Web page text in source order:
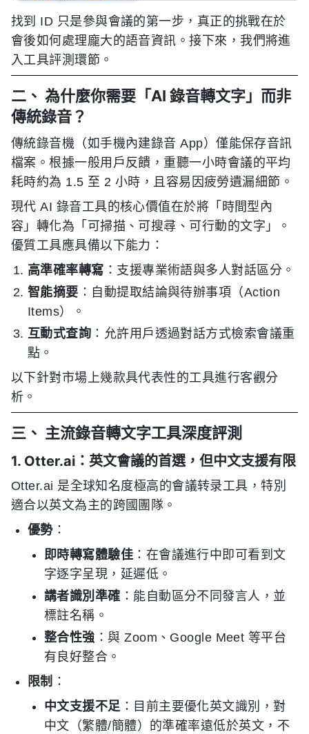
找到 ID 只是參與會議的第一步，真正的挑戰在於
會後如何處理龐大的語音資訊。接下來，我們將進
入工具評測環節。
二、 為什麼你需要「AI 錄音轉文字」而非
傳統錄音？
傳統錄音機（如手機內建錄音 App）僅能保存音訊
檔案。根據一般用戶反饋，重聽一小時會議的平均
耗時約為 1.5 至 2 小時，且容易因疲勞遺漏細節。
現代 AI 錄音工具的核心價值在於將「時間型內
容」轉化為「可掃描、可搜尋、可行動的文字」。
優質工具應具備以下能力：
高準確率轉寫 ：支援專業術語與多人對話區分。
智能摘要 ：自動提取結論與待辦事項（Action
Items）。
互動式查詢 ：允許用戶透過對話方式檢索會議重
點。
以下針對市場上幾款具代表性的工具進行客觀分
析。
三、 主流錄音轉文字工具深度評測
1. Otter.ai：英文會議的首選，但中文支援有限
Otter.ai 是全球知名度極高的會議转录工具，特別
適合以英文為主的跨國團隊。
優勢：
即時轉寫體驗佳 ：在會議進行中即可看到文
字逐字呈現，延遲低。
講者識別準確 ：能自動區分不同發言人，並
標註名稱。
整合性強 ：與 Zoom、Google Meet 等平台
有良好整合。
限制 ：
中文支援不足 ：目前主要優化英文識別，對
中文（繁體/簡體）的準確率遠低於英文，不